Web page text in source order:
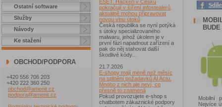
Ostatní software
Služby
Návody
Ke stažení
OBCHOD/PODPORA
+420 556 706 203
+420 222 360 250
obchod@amenit.cz
podpora@amenit.cz
ESET: Hackeři v Česku
pokračují v šíření infostealerů,
aktuálně mohou připravovat
novou vlnu útoků
Česká republika se nyní potýká
s útoky specializovaného
malwaru, jehož úkolem je v
první fázi napadnout zařízení a
pak do něj stahovat další
škodlivé kódy...
21.7.2026
E-shopy mají méně než měsíc
na splnění požadavků AI Actu.
Mnoho z nich ale neví, co
přesně to znamená
Pokud provozujete e-shop s
chatbotem zákaznické podpory
Mobilní
Nejvíce